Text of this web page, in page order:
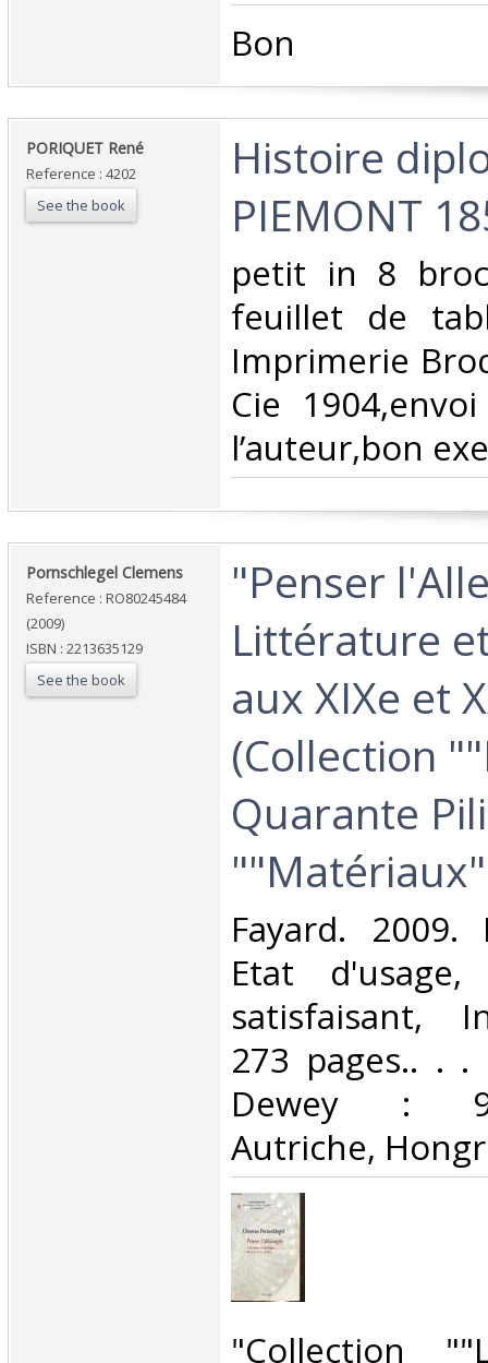
‎Bon ‎
‎PORIQUET René ‎
Reference : 4202
See the book
‎Histoire
PIEMONT
‎petit in 8
feuillet de
Imprimerie
Cie
l’auteur,bon
‎Pornschlegel Clemens‎
Reference : RO80245484
(2009)
ISBN : 2213635129
See the book
‎"Penser
Littérature
aux XIXe et
(Collection
Quarante
‎Fayard. 2009.
Etat
satisfaisant,
273 pages.. . .
Dewey :
Autriche,
‎"Collection